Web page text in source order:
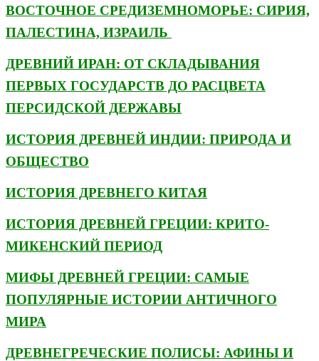
ВОСТОЧНОЕ СРЕДИЗЕМНОМОРЬЕ: СИРИЯ,
ПАЛЕСТИНА, ИЗРАИЛЬ
ДРЕВНИЙ ИРАН: ОТ СКЛАДЫВАНИЯ
ПЕРВЫХ ГОСУДАРСТВ ДО РАСЦВЕТА
ПЕРСИДСКОЙ ДЕРЖАВЫ
ИСТОРИЯ ДРЕВНЕЙ ИНДИИ: ПРИРОДА И
ОБЩЕСТВО
ИСТОРИЯ ДРЕВНЕГО КИТАЯ
ИСТОРИЯ ДРЕВНЕЙ ГРЕЦИИ: КРИТО-
МИКЕНСКИЙ ПЕРИОД
МИФЫ ДРЕВНЕЙ ГРЕЦИИ: САМЫЕ
ПОПУЛЯРНЫЕ ИСТОРИИ АНТИЧНОГО
МИРА
ДРЕВНЕГРЕЧЕСКИЕ ПОЛИСЫ: АФИНЫ И